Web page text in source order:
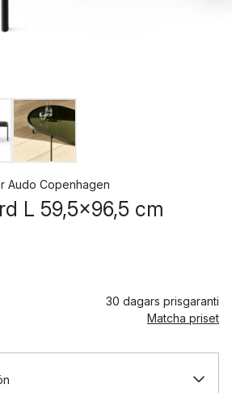
Audo Copenhagen
L 59,5x96,5 cm
30 dagars prisgaranti
Matcha priset